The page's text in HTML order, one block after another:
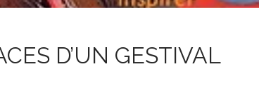
D’UN GESTIVAL